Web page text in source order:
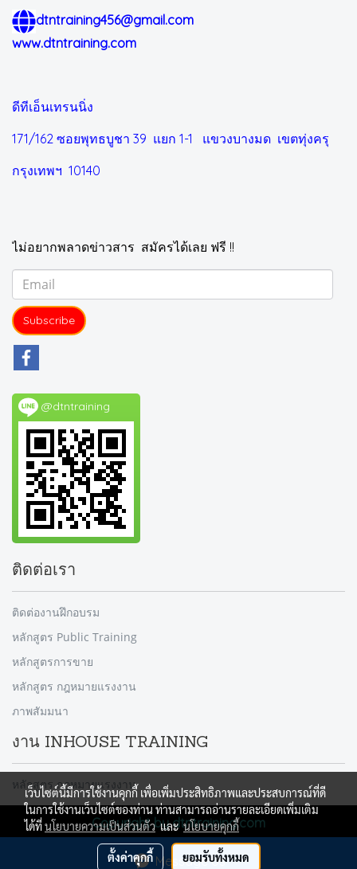
Message Us
dtntraining456@gmail.com
www.dtntraining.com
ดีทีเอ็นเทรนนิ่ง
171/162 ซอยพุทธบูชา 39 แยก 1-1 แขวงบางมด เขตทุ่งครุ
กรุงเทพฯ 10140
ไม่อยากพลาดข่าวสาร สมัครได้เลย ฟรี !!
Subscribe
@dtntraining
ติดต่อเรา
ติดต่องานฝึกอบรม
หลักสูตร Public Training
หลักสูตรการขาย
หลักสูตร กฎหมายแรงงาน
ภาพสัมมนา
งาน INHOUSE TRAINING
หลักสูตร กฎหมายแรงงาน
Copyright by dtntraining.com
ผู้เข้าชมวันนี้ 1
เว็บไซต์นี้มีการใช้งานคุกกี้ เพื่อเพิ่มประสิทธิภาพและประสบการณ์ที่ดี
ในการใช้งานเว็บไซต์ของท่าน ท่านสามารถอ่านรายละเอียดเพิ่มเติม
ได้ที่นโยบายความเป็นส่วนตัวและนโยบายคุกกี้
ตั้งค่าคุกกี้ ยอมรับทั้งหมด